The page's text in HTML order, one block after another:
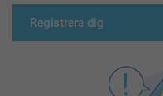
Registrera dig